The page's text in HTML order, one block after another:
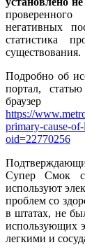
негативных
статистика
существования.
Подробно об
портал,
https://
primary-cause-
oid=22770256
Супер Смок
используют
проблем со
в штатах, не
использующих
легкими и